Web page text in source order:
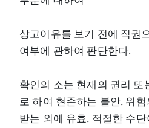
상고이유를 보기 전에 직권
여부에 관하여 판단한다.
확인의 소는 현재의 권리 또
로 하여 현존하는 불안, 위
받는 외에 유효, 적절한 수